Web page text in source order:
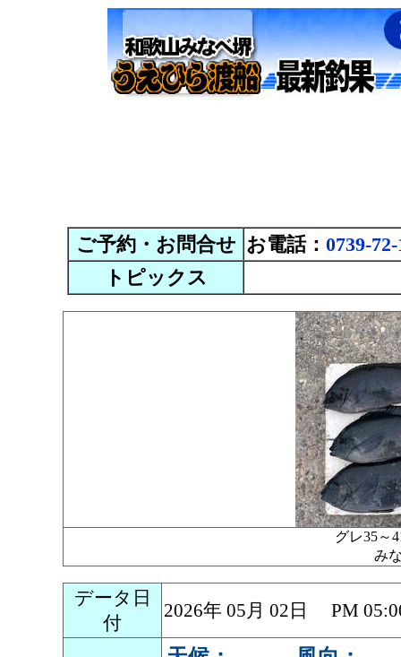
ご予約・お問合せ お電話： 0739-
トピックス
グレ35
み
データ日
付
2026年 05月 02日 PM